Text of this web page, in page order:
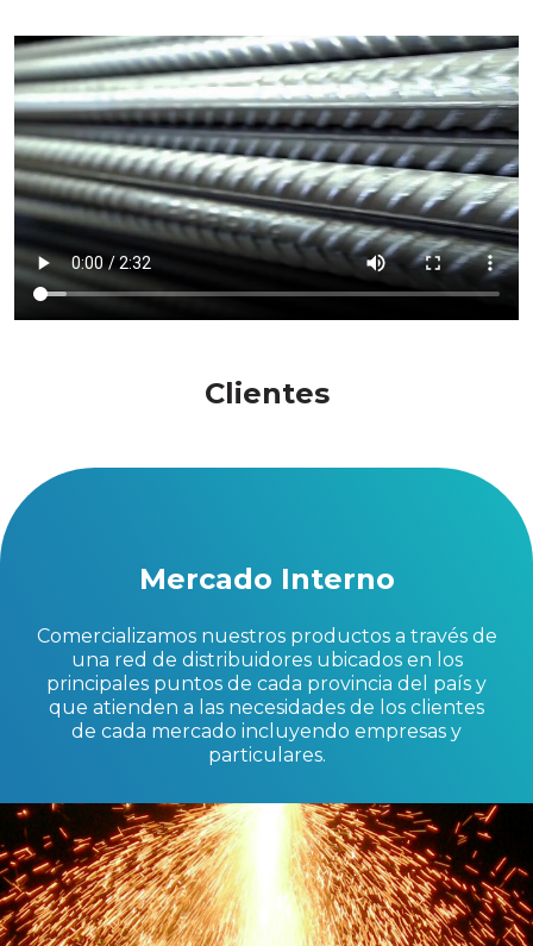
Clientes
Mercado Interno
Comercializamos nuestros productos a través de
una red de distribuidores ubicados en los
principales puntos de cada provincia del país y
que atienden a las necesidades de los clientes
de cada mercado incluyendo empresas y
particulares.